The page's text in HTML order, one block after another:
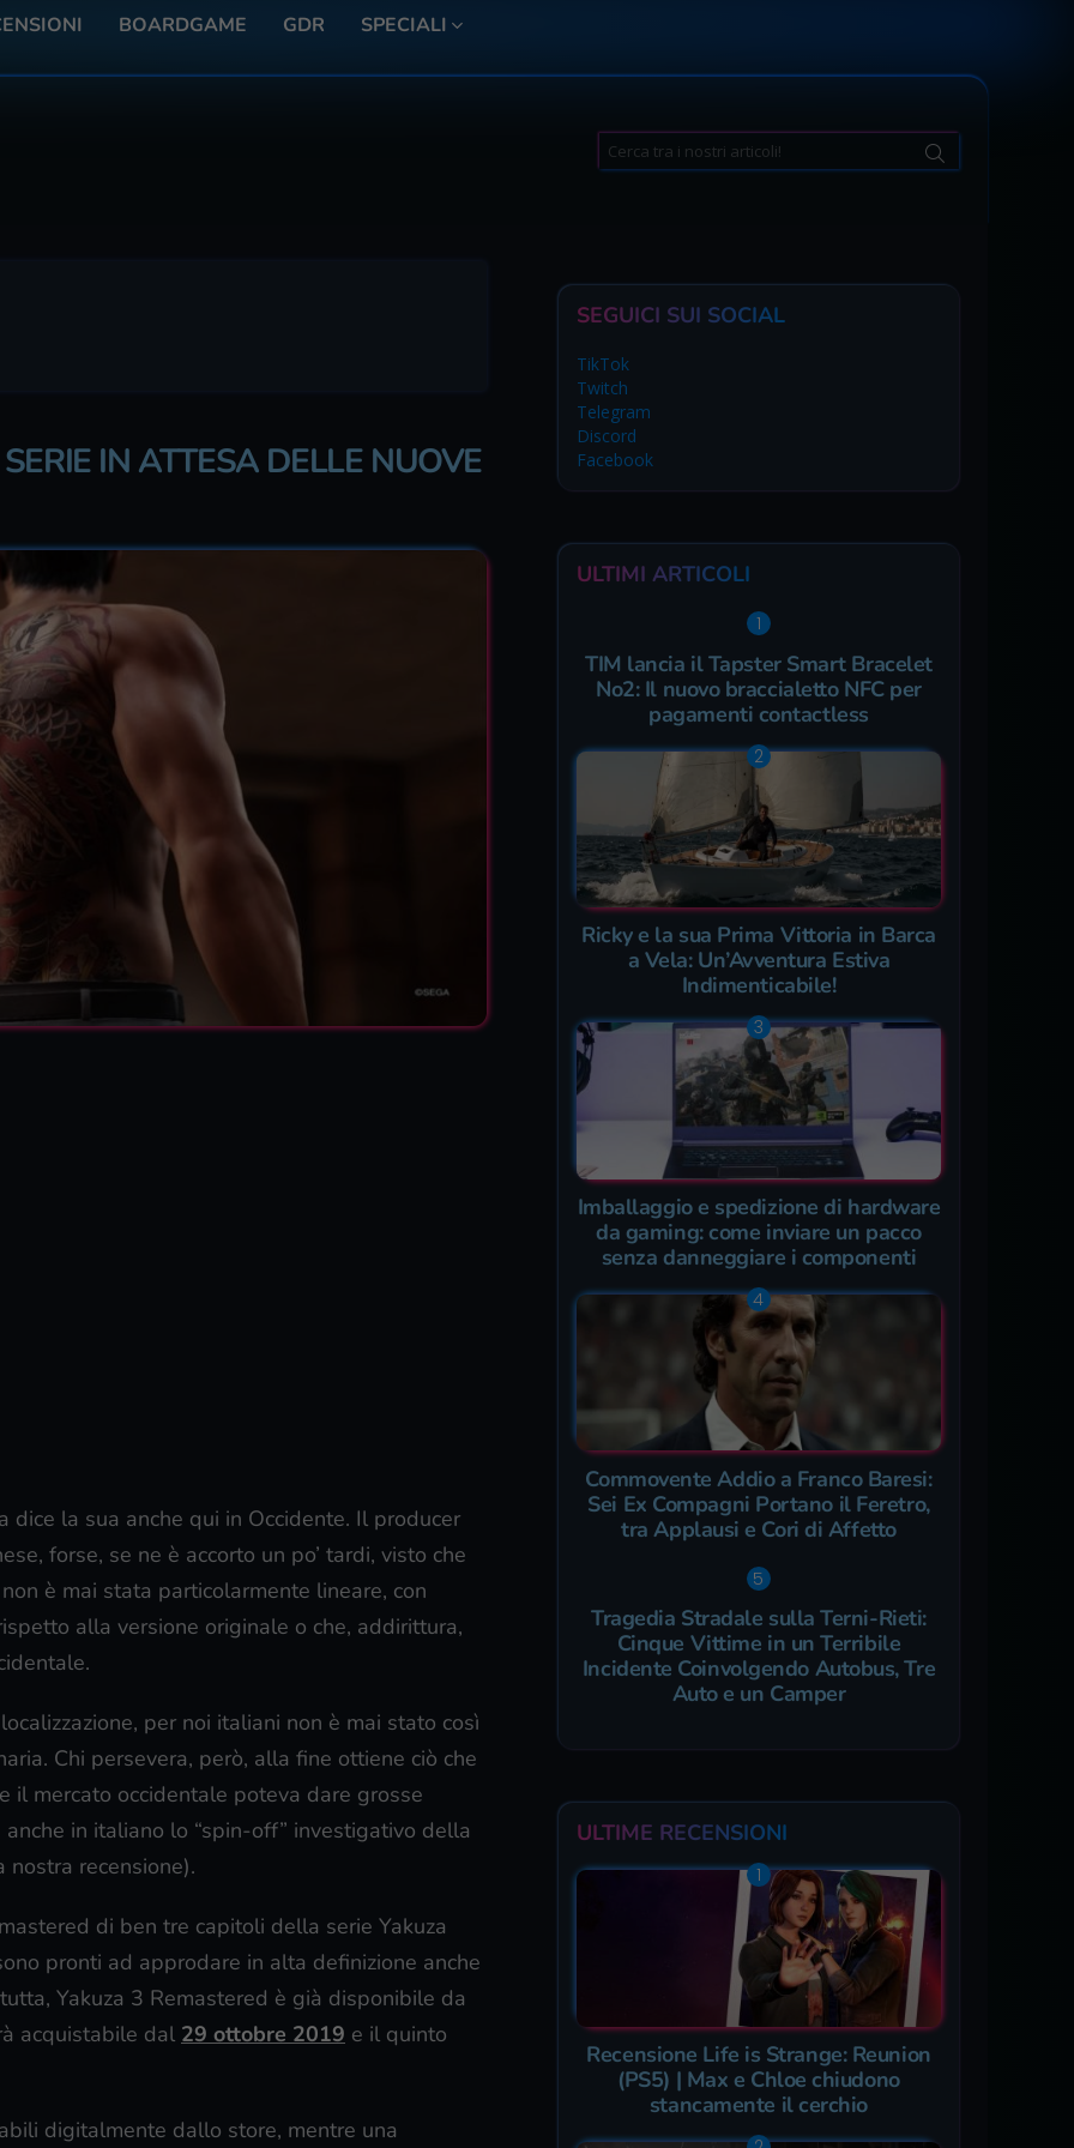
BOARDGAME GDR SPECIALI
Search
for:
IN ATTESA DELLE NUOVE
dice la sua anche qui in Occidente. Il producer
forse, se ne è accorto un po’ tardi, visto che
è mai stata particolarmente lineare, con
alla versione originale o che, addirittura,
per noi italiani non è mai stato così
Chi persevera, però, alla fine ottiene ciò che
il mercato occidentale poteva dare grosse
in italiano lo “spin-off” investigativo della
recensione).
di ben tre capitoli della serie Yakuza
pronti ad approdare in alta definizione anche
Yakuza 3 Remastered è già disponibile da
acquistabile dal 29 ottobre 2019 e il quinto
digitalmente dallo store, mentre una
SEGUICI SUI SOCIAL
TikTok
Twitch
Telegram
Discord
Facebook
ULTIMI ARTICOLI
TIM lancia il Tapster Smart Bracelet
No2: Il nuovo braccialetto NFC per
pagamenti contactless
Ricky e la sua Prima Vittoria in Barca
a Vela: Un’Avventura Estiva
Indimenticabile!
Imballaggio e spedizione di hardware
da gaming: come inviare un pacco
senza danneggiare i componenti
Commovente Addio a Franco Baresi:
Sei Ex Compagni Portano il Feretro,
tra Applausi e Cori di Affetto
Tragedia Stradale sulla Terni-Rieti:
Cinque Vittime in un Terribile
Incidente Coinvolgendo Autobus, Tre
Auto e un Camper
ULTIME RECENSIONI
Recensione Life is Strange: Reunion
(PS5) | Max e Chloe chiudono
stancamente il cerchio